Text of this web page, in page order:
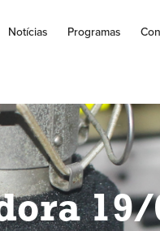
Notícias Programas